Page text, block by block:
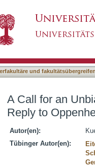
und
A Call for an
Reply to
Autor(en):
Tübinger Autor(en):